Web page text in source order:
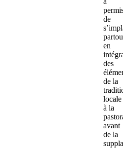
de
en
des
de la
locale
à la
avant
de la